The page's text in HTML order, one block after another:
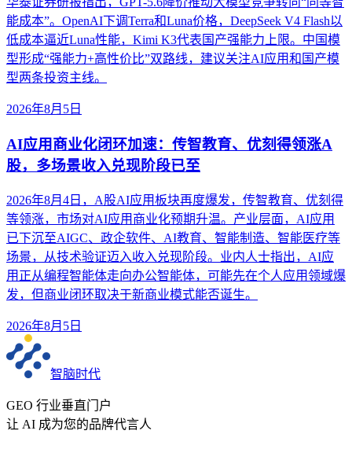
能成本”。OpenAI下调Terra和Luna价格，DeepSeek V4 Flash以
低成本逼近Luna性能，Kimi K3代表国产强能力上限。中国模
型形成“强能力+高性价比”双路线，建议关注AI应用和国产模
型两条投资主线。
2026年8月5日
AI应用商业化闭环加速：传智教育、优刻得领涨A
股，多场景收入兑现阶段已至
2026年8月4日，A股AI应用板块再度爆发，传智教育、优刻得
等领涨，市场对AI应用商业化预期升温。产业层面，AI应用
已下沉至AIGC、政企软件、AI教育、智能制造、智能医疗等
场景，从技术验证迈入收入兑现阶段。业内人士指出，AI应
用正从编程智能体走向办公智能体，可能先在个人应用领域爆
发，但商业闭环取决于新商业模式能否诞生。
2026年8月5日
智脑时代
GEO 行业垂直门户
让 AI 成为您的品牌代言人